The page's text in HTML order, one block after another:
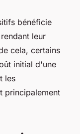
bénéficie
leur
cela, certains
initial d'une
les
principalement